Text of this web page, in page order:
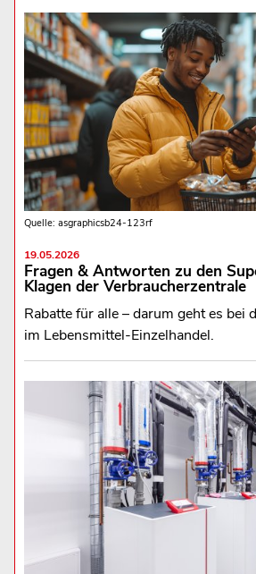
Quelle: asgraphicsb24-123rf
19.05.2026
Fragen & Antworten zu den
Klagen der Verbraucherzentrale
Rabatte für alle – darum geht es bei
im Lebensmittel-Einzelhandel.